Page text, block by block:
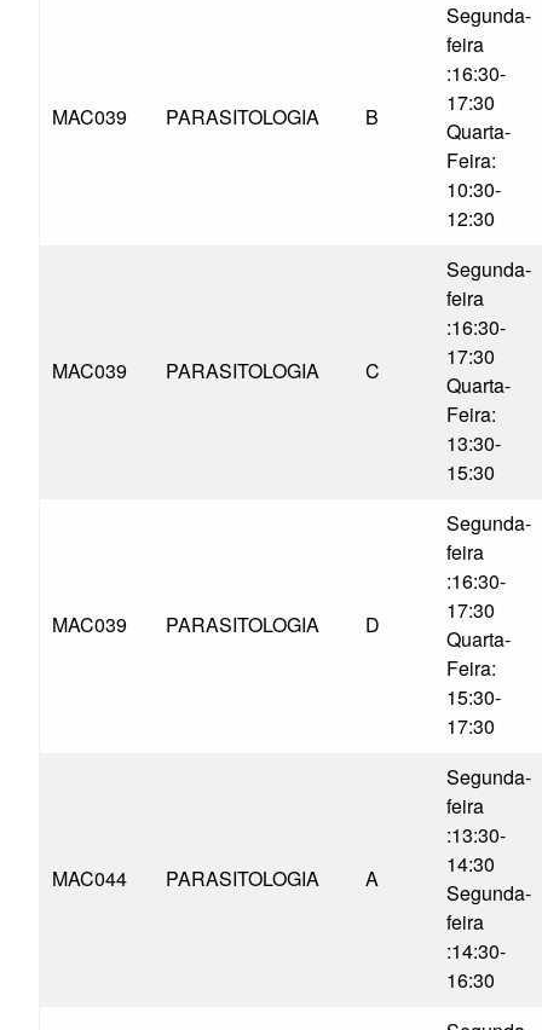
MAC039 PARASITOLOGIA B
Segunda-
feira
:16:30-
17:30
Quarta-
Feira:
10:30-
12:30
MAC039 PARASITOLOGIA C
Segunda-
feira
:16:30-
17:30
Quarta-
Feira:
13:30-
15:30
MAC039 PARASITOLOGIA D
Segunda-
feira
:16:30-
17:30
Quarta-
Feira:
15:30-
17:30
MAC044 PARASITOLOGIA A
Segunda-
feira
:13:30-
14:30
Segunda-
feira
:14:30-
16:30